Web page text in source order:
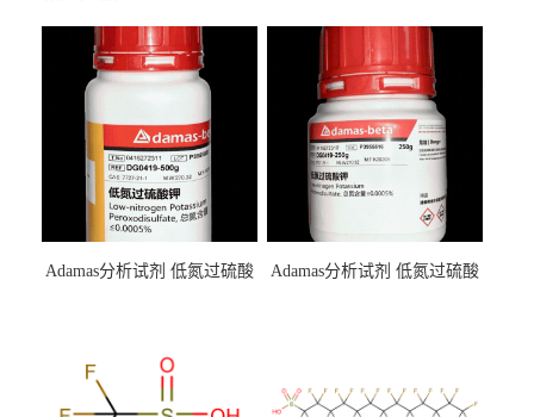
Adamas分析试剂 低氮过硫酸
（泰坦现货供应）
Adamas分析试剂 低氮过硫酸